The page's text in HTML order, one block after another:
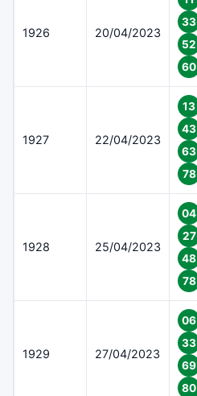
1926 20/04/2023
33
52
60
1927 22/04/2023
13
43
63
78
1928 25/04/2023
04
27
48
78
1929 27/04/2023
06
33
69
80